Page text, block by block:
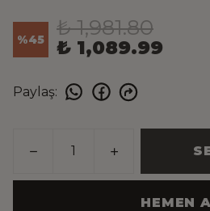
%45 ₺ 1,981.80
₺ 1,089.99
Paylaş:
HEMEN